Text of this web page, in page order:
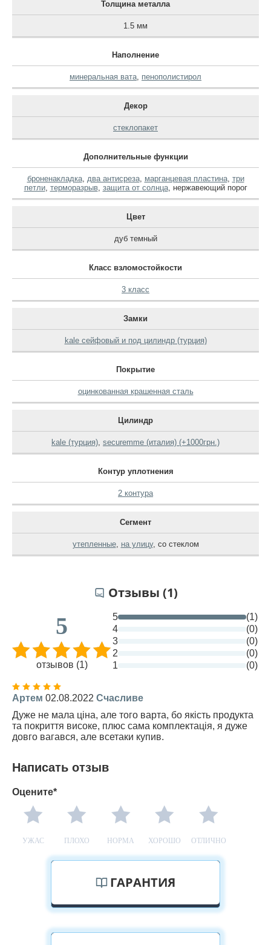
Толщина металла
1.5 мм
Наполнение
минеральная вата пенополистирол
Декор
стеклопакет
Дополнительные функции
броненакладка, два антисреза, марганцевая пластина, три
петли, терморазрыв, защита от солнца, нержавеющий порог
Цвет
дуб темный
Класс взломостойкости
3 класс
Замки
kale сейфовый и под цилиндр (турция)
Покрытие
оцинкованная крашенная сталь
Цилиндр
kale (турция) securemme (италия) (+1000грн.)
Контур уплотнения
2 контура
Сегмент
утепленные, на улицу, со стеклом
Отзывы (1)
5
отзывов (1)
5
(1)
4
(0)
3
(0)
2
(0)
1
(0)
Артем 02.08.2022 Счасливе
Дуже не мала ціна, але того варта, бо якість продукта
та покриття високе, плюс сама комплектація, я дуже
довго вагався, але всетаки купив.
Написать отзыв
Оцените*
УЖАС ПЛОХО НОРМА ХОРОШО ОТЛИЧНО
ГАРАНТИЯ